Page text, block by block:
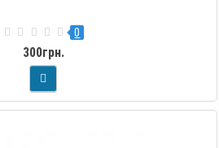
0
300грн.